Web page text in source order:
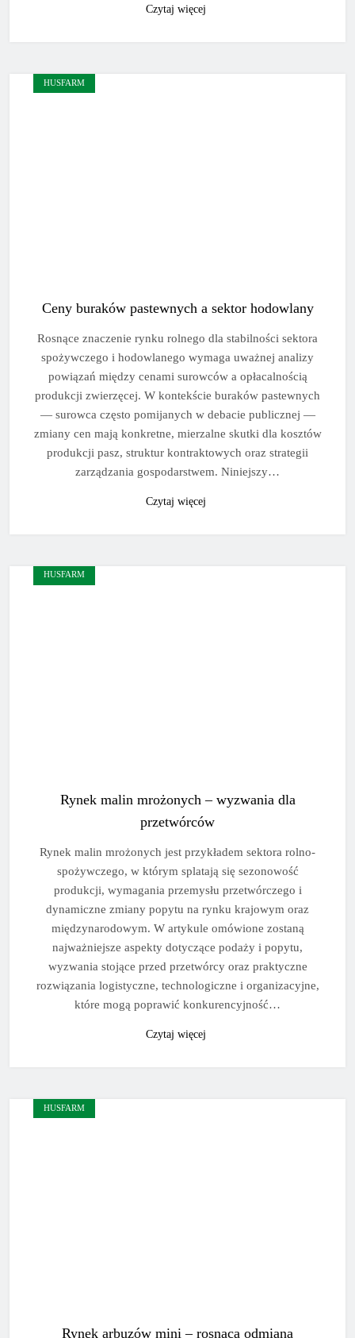
Czytaj więcej
HUSFARM
Ceny buraków pastewnych a sektor hodowlany
Rosnące znaczenie rynku rolnego dla stabilności sektora
spożywczego i hodowlanego wymaga uważnej analizy
powiązań między cenami surowców a opłacalnością
produkcji zwierzęcej. W kontekście buraków pastewnych
— surowca często pomijanych w debacie publicznej —
zmiany cen mają konkretne, mierzalne skutki dla kosztów
produkcji pasz, struktur kontraktowych oraz strategii
zarządzania gospodarstwem. Niniejszy…
Czytaj więcej
HUSFARM
Rynek malin mrożonych – wyzwania dla
przetwórców
Rynek malin mrożonych jest przykładem sektora rolno-
spożywczego, w którym splatają się sezonowość
produkcji, wymagania przemysłu przetwórczego i
dynamiczne zmiany popytu na rynku krajowym oraz
międzynarodowym. W artykule omówione zostaną
najważniejsze aspekty dotyczące podaży i popytu,
wyzwania stojące przed przetwórcy oraz praktyczne
rozwiązania logistyczne, technologiczne i organizacyjne,
które mogą poprawić konkurencyjność…
Czytaj więcej
HUSFARM
Rynek arbuzów mini – rosnąca odmiana